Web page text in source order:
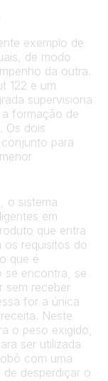
exemplo de
de modo
da outra.
122 e um
supervisiona
formação de
Os dois
para
o sistema
em
que entra
os requisitos do
que é
se encontra, se
sem receber
for a única
Neste
o peso exigido,
ser utilizada
com uma
desperdiçar o